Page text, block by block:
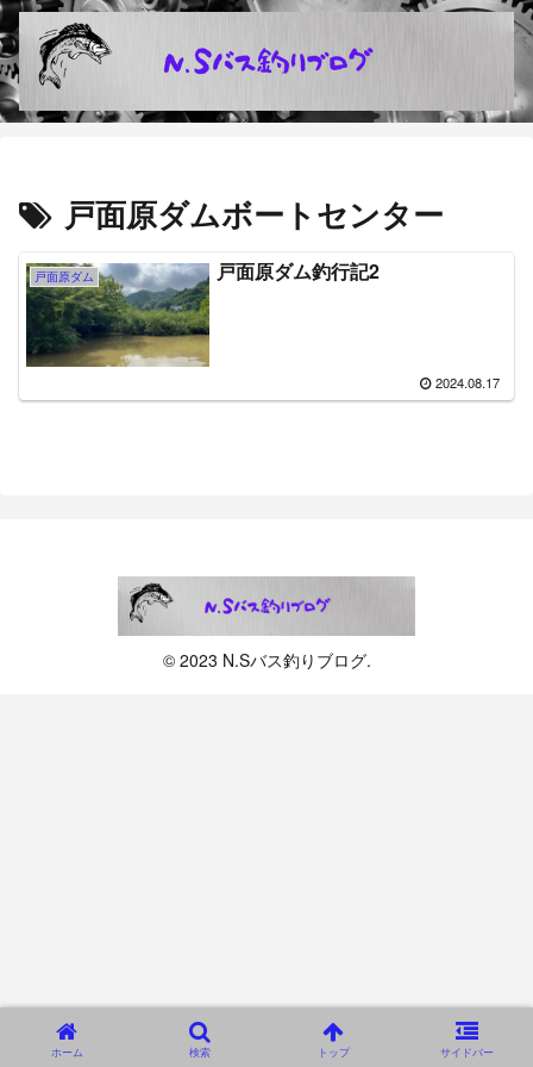
戸面原ダムボートセンター
戸面原ダム 戸面原ダム釣行記2
2024.08.17
© 2023 N.Sバス釣りブログ.
ホーム 検索 トップ サイドバー